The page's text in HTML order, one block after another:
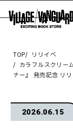
TOP
リリイベ
カラフルスクリー
ナー』 発売記念 リ
2026.06.15